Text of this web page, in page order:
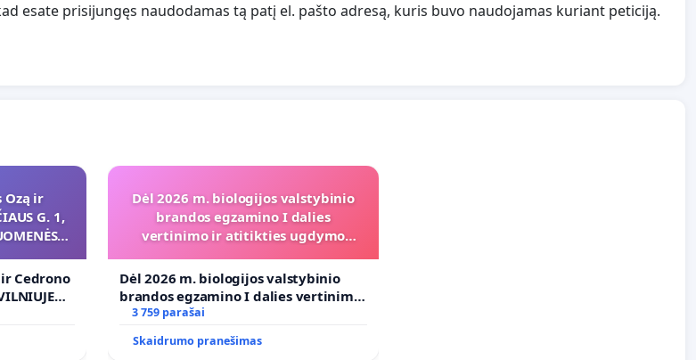
esate prisijungęs naudodamas tą patį el. pašto adresą, kuris buvo naudojamas kuriant peticiją.
Ozą ir
G. 1,
Cedrono
Dėl 2026 m. biologijos valstybinio
brandos egzamino I dalies
vertinimo ir atitikties ugdymo
Dėl 2026 m. biologijos valstybinio
brandos egzamino I dalies vertinimo
ir atitikties ugdymo programai
3 759 parašai
Skaidrumo pranešimas